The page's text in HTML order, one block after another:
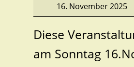
16. November 2025
Diese
am Sonntag